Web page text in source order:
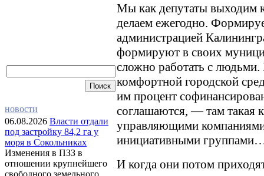
новости
06.08.2026 Власти отдали
под застройку 84,2 га у
моря в Сокольниках
Изменения в ПЗЗ в
отношении крупнейшего
свободного земельного
Мы как депутаты выходим
делаем ежегодно.
администрацией
формируют в своих
сложно работать с
комфортной городской
им процент
соглашаются, — там такая
управляющими
инициативными
И когда они потом